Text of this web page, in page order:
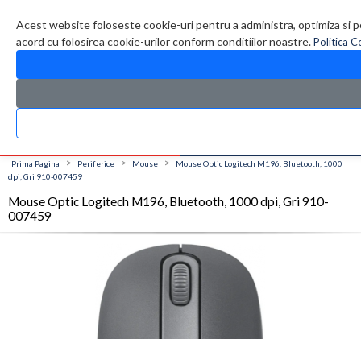
Acest website foloseste cookie-uri pentru a administra, optimiza si
acord cu folosirea cookie-urilor conform conditiilor noastre.Politica
0 produs(e)
CATALOG PRODUSE
Prima Pagina > Periferice > Mouse >
Mouse Optic Logitech M196, Bluetooth, 1000
dpi, Gri 910-007459
Mouse Optic Logitech M196, Bluetooth, 1000 dpi, Gri 910-
007459